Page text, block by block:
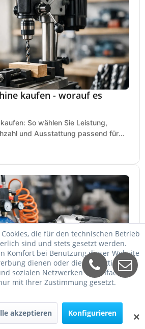
kaufen - worauf es
So wählen Sie Leistung,
und Ausstattung passend für
für Schlagschrauber?
für Schlagschrauber passt? So
Reifenwechsel.
✕
die für den technischen Betrieb
sind und stets gesetzt werden.
Komfort bei Benutzung dieser Website
dienen oder die Interaktion mit
sozialen Netzwerken vereinfachen
mit Ihrer Zustimmung gesetzt.
akzeptieren Konfigurieren